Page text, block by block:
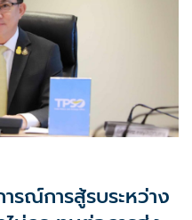
รณ์การสู้รบระหว่าง